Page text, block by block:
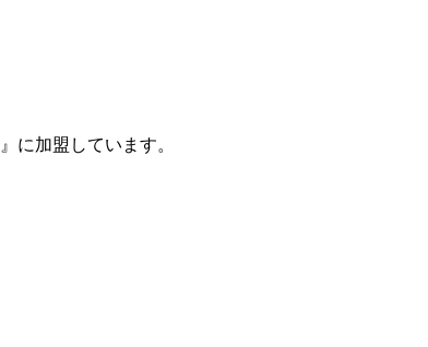
』に加盟しています。